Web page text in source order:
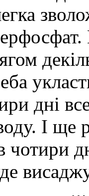
дні
І ще
чотири